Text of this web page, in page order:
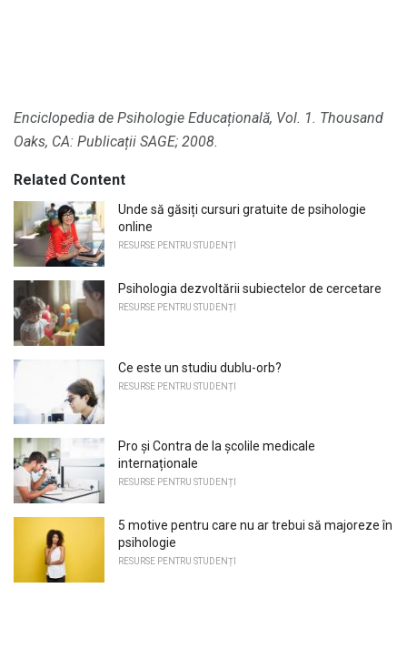
Enciclopedia de Psihologie Educațională, Vol. 1. Thousand
Oaks, CA: Publicații SAGE; 2008.
Related Content
Unde să găsiți cursuri gratuite de psihologie
online
RESURSE PENTRU STUDENȚI
Psihologia dezvoltării subiectelor de cercetare
RESURSE PENTRU STUDENȚI
Ce este un studiu dublu-orb?
RESURSE PENTRU STUDENȚI
Pro și Contra de la școlile medicale
internaționale
RESURSE PENTRU STUDENȚI
5 motive pentru care nu ar trebui să majoreze în
psihologie
RESURSE PENTRU STUDENȚI